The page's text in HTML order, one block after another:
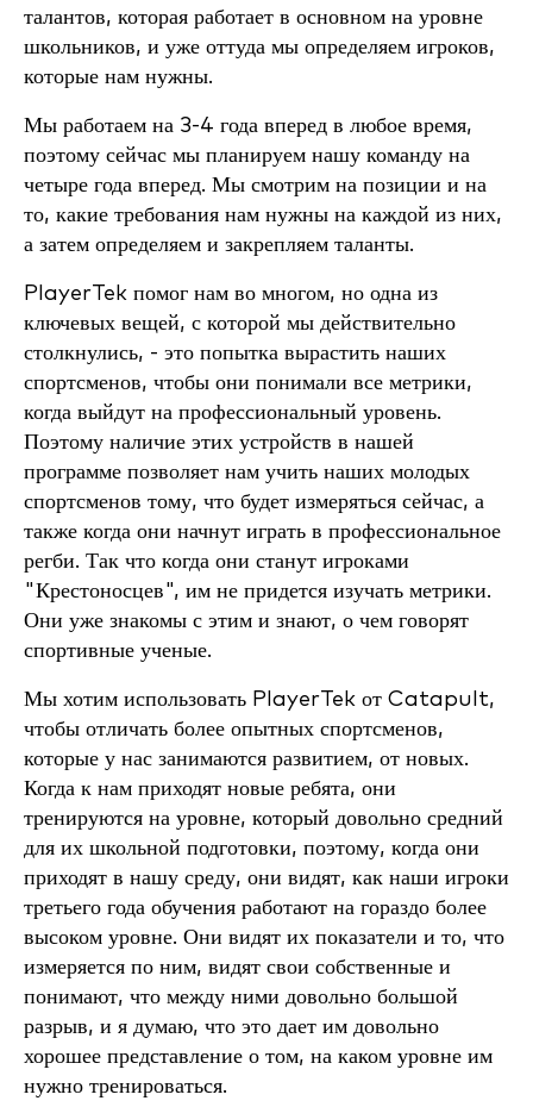
талантов, которая работает в основном на уровне
школьников, и уже оттуда мы определяем игроков,
которые нам нужны.
Мы работаем на 3-4 года вперед в любое время,
поэтому сейчас мы планируем нашу команду на
четыре года вперед. Мы смотрим на позиции и на
то, какие требования нам нужны на каждой из них,
а затем определяем и закрепляем таланты.
PlayerTek помог нам во многом, но одна из
ключевых вещей, с которой мы действительно
столкнулись, - это попытка вырастить наших
спортсменов, чтобы они понимали все метрики,
когда выйдут на профессиональный уровень.
Поэтому наличие этих устройств в нашей
программе позволяет нам учить наших молодых
спортсменов тому, что будет измеряться сейчас, а
также когда они начнут играть в профессиональное
регби. Так что когда они станут игроками
"Крестоносцев", им не придется изучать метрики.
Они уже знакомы с этим и знают, о чем говорят
спортивные ученые.
Мы хотим использовать PlayerTek от Catapult,
чтобы отличать более опытных спортсменов,
которые у нас занимаются развитием, от новых.
Когда к нам приходят новые ребята, они
тренируются на уровне, который довольно средний
для их школьной подготовки, поэтому, когда они
приходят в нашу среду, они видят, как наши игроки
третьего года обучения работают на гораздо более
высоком уровне. Они видят их показатели и то, что
измеряется по ним, видят свои собственные и
понимают, что между ними довольно большой
разрыв, и я думаю, что это дает им довольно
хорошее представление о том, на каком уровне им
нужно тренироваться.